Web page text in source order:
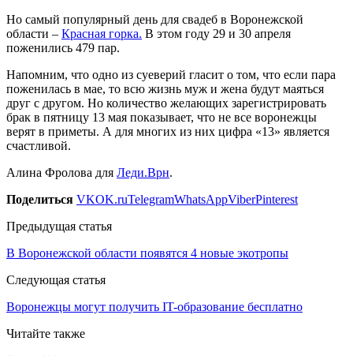
Но самый популярный день для свадеб в Воронежской
области – Красная горка. В этом году 29 и 30 апреля
поженились 479 пар.
Напомним, что одно из суеверий гласит о том, что если пара
поженилась в мае, то всю жизнь муж и жена будут маяться
друг с другом. Но количество желающих зарегистрировать
брак в пятницу 13 мая показывает, что не все воронежцы
верят в приметы. А для многих из них цифра «13» является
счастливой.
Алина Фролова для Леди.Врн.
Поделиться VKOK.ruTelegramWhatsAppViberPinterest
Предыдущая статья
В Воронежской области появятся 4 новые экотропы
Следующая статья
Воронежцы могут получить IT-образование бесплатно
Читайте также